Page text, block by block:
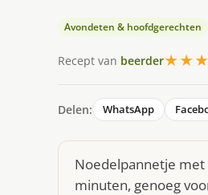
Avondeten & hoofdgerechten
Recept van beerder
Delen: WhatsApp
Noedelpannetje met
minuten, genoeg